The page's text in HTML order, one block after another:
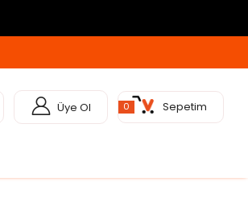
Üye Ol 0 Sepetim